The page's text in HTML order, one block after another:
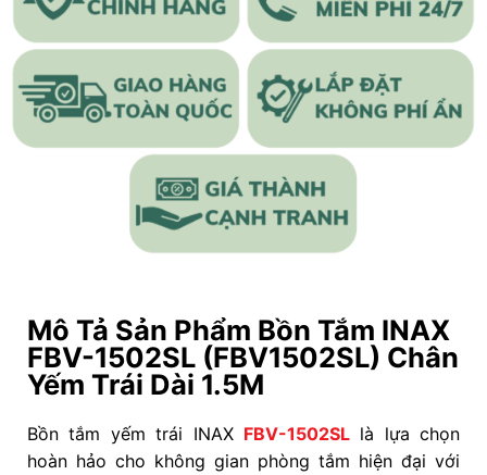
Mô Tả Sản Phẩm Bồn Tắm INAX
FBV-1502SL (FBV1502SL) Chân
Yếm Trái Dài 1.5M
Bồn tắm yếm trái INAX FBV-1502SLlà lựa chọn
hoàn hảo cho không gian phòng tắm hiện đại với